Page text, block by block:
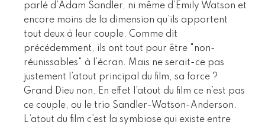
parlé d’Adam Sandler, ni même d’Emily Watson et
encore moins de la dimension qu’ils apportent
tout deux à leur couple. Comme dit
précédemment, ils ont tout pour être "non-
réunissables" à l’écran. Mais ne serait-ce pas
justement l’atout principal du film, sa force ?
Grand Dieu non. En effet l’atout du film ce n’est pas
ce couple, ou le trio Sandler-Watson-Anderson.
L’atout du film c’est la symbiose qui existe entre